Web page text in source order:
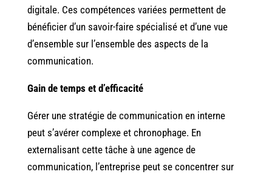
digitale. Ces compétences variées permettent de
bénéficier d’un savoir-faire spécialisé et d’une vue
d’ensemble sur l’ensemble des aspects de la
communication.
Gain de temps et d’efficacité
Gérer une stratégie de communication en interne
peut s’avérer complexe et chronophage. En
externalisant cette tâche à une agence de
communication, l’entreprise peut se concentrer sur